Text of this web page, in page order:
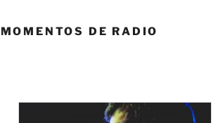
MOMENTOS DE RADIO